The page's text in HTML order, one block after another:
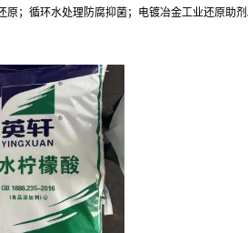
；循环水处理防腐抑菌；电镀冶金工业还原助剂